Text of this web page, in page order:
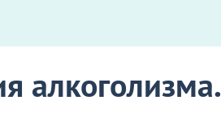
алкоголизма.